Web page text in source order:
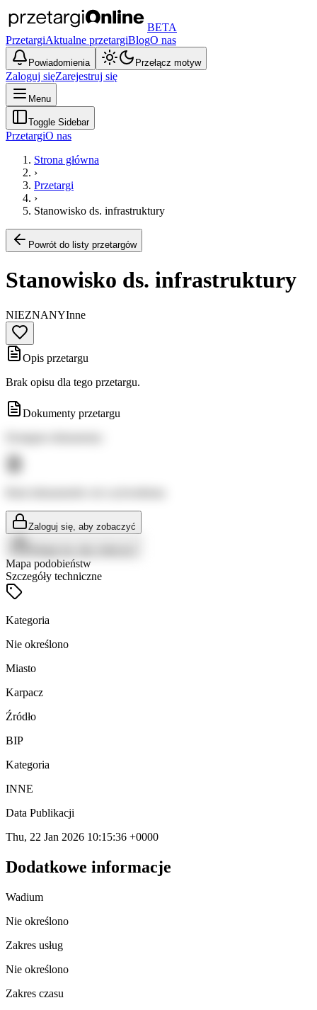
BETA
PrzetargiAktualne przetargiBlogO nas
Powiadomienia Przełącz motyw
Zaloguj sięZarejestruj się
Menu
Toggle Sidebar
PrzetargiO nas
Strona główna
›
Przetargi
›
Stanowisko ds. infrastruktury
Powrót do listy przetargów
Stanowisko ds. infrastruktury
NIEZNANYInne
Opis przetargu
Brak opisu dla tego przetargu.
Dokumenty przetargu
Zaloguj się, aby zobaczyć
Mapa podobieństw
Szczegóły techniczne
Kategoria
Nie określono
Miasto
Karpacz
Źródło
BIP
Kategoria
INNE
Data Publikacji
Thu, 22 Jan 2026 10:15:36 +0000
Dodatkowe informacje
Wadium
Nie określono
Zakres usług
Nie określono
Zakres czasu